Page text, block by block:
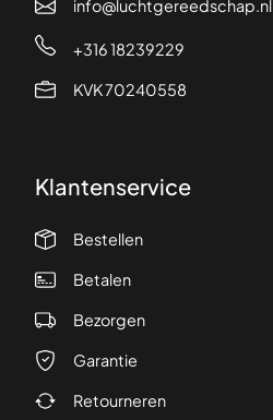
info@luchtgereedschap.nl
+316 18239229
KVK 70240558
Klantenservice
Bestellen
Betalen
Bezorgen
Garantie
Retourneren